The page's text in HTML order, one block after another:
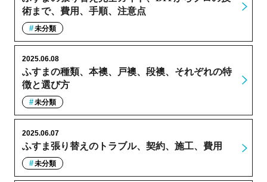
術まで、費用、手順、注意点
未分類
ふすまの種類、本襖、戸襖、段襖、それぞれの特
徴と選び方
2025.06.08
未分類
ふすま張り替えのトラブル、契約、施工、費用
2025.06.07
未分類